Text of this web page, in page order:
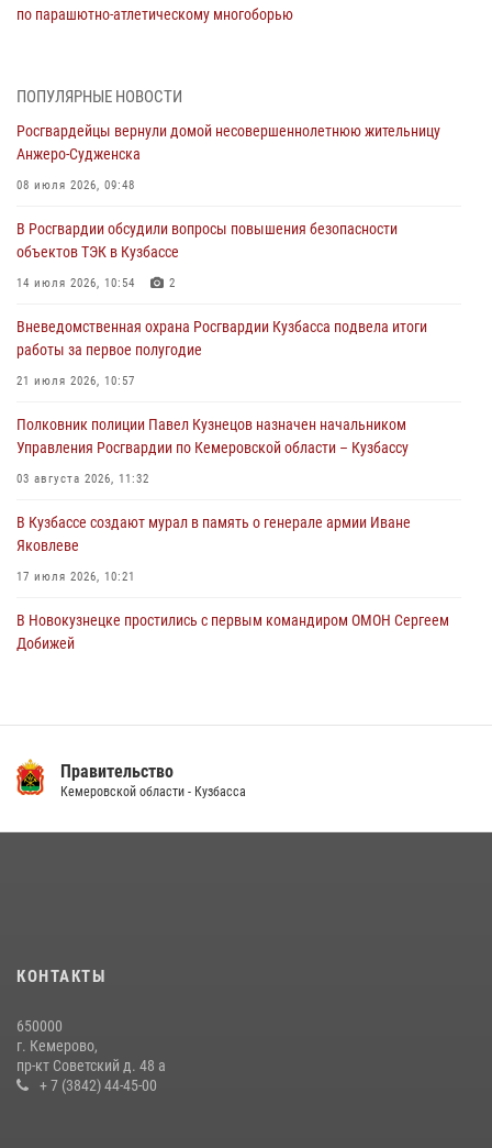
по парашютно-атлетическому многоборью
Кузбассовцы высоко оценили качество предоставления
04 августа 2026, 09:42
Росгвардейцы помогли разыскать троих юных путешественников из
04 августа 2026, 08:42
Росгвардейцы задержали нарушителя общественного порядка в
04 августа 2026, 07:41
Кемеровские росгвардейцы пресекли попытку хищения товара
04 августа 2026, 06:32
ПОПУЛЯРНЫЕ НОВОСТИ
Росгвардейцы вернули домой несовершеннолетнюю жительницу
Анжеро-Судженска
08 июля 2026, 09:48
В Росгвардии обсудили вопросы повышения безопасности
объектов ТЭК в Кузбассе
14 июля 2026, 10:54 2
Вневедомственная охрана Росгвардии Кузбасса подвела итоги
работы за первое полугодие
21 июля 2026, 10:57
Полковник полиции Павел Кузнецов назначен начальником
Управления Росгвардии по Кемеровской области – Кузбассу
03 августа 2026, 11:32
В Кузбассе создают мурал в память о генерале армии Иване
Яковлеве
17 июля 2026, 10:21
В Новокузнецке простились с первым командиром ОМОН Сергеем
Добижей
14 июля 2026, 08:52 1
20 июля 2026, 08:52
гипермаркета товары на 13 тысяч рублей (ВИДЕО)
16 июля 2026, 06:43
Правительство
Кемеровской области - Кузбасса
КОНТАКТЫ
650000
г. Кемерово,
пр-кт Советский д. 48 а
+ 7 (3842) 44-45-00